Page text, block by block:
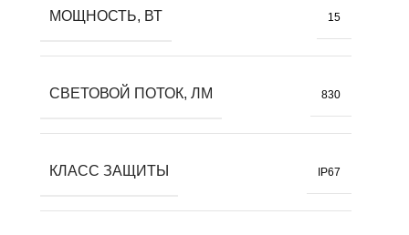
МОЩНОСТЬ, ВТ 15
СВЕТОВОЙ ПОТОК, ЛМ 830
КЛАСС ЗАЩИТЫ IP67